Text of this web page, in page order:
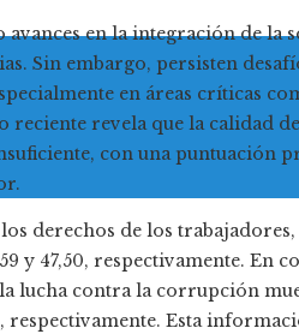
avances en la integración de
Sin embargo, persisten
en áreas críticas
reciente revela que la calidad
con una puntuación
derechos de los
y 47,50, respectivamente. En
lucha contra la corrupción
respectivamente. Esta